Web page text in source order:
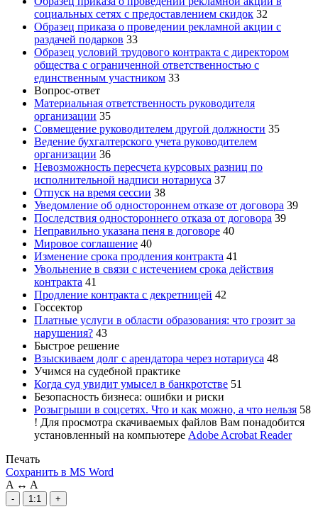
социальных сетях с предоставлением скидок 32
Образец приказа о проведении рекламной акции с
раздачей подарков 33
Образец условий трудового контракта с директором
общества с ограниченной ответственностью с
единственным участником 33
Вопрос-ответ
Материальная ответственность руководителя
организации 35
Совмещение руководителем другой должности 35
Ведение бухгалтерского учета руководителем
организации 36
Невозможность пересчета курсовых разниц по
исполнительной надписи нотариуса 37
Отпуск на время сессии 38
Уведомление об одностороннем отказе от договора 39
Последствия одностороннего отказа от договора 39
Неправильно указана пеня в договоре 40
Мировое соглашение 40
Изменение срока продления контракта 41
Увольнение в связи с истечением срока действия
контракта 41
Продление контракта с декретницей 42
Госсектор
Платные услуги в области образования: что грозит за
нарушения? 43
Быстрое решение
Взыскиваем долг с арендатора через нотариуса 48
Учимся на судебной практике
Когда суд увидит умысел в банкротстве 51
Безопасность бизнеса: ошибки и риски
Розыгрыши в соцсетях. Что и как можно, а что нельзя 58
! Для просмотра скачиваемых файлов Вам понадобится
установленный на компьютере Adobe Acrobat Reader
Печать
Сохранить в MS Word
A ↔ A
- 1:1 +